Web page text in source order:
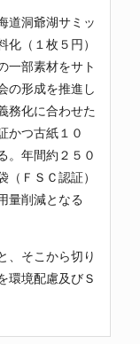
道洞爺湖サミッ
化（１枚５円）
一部素材をサト
の形成を推進し
務化に合わせた
かつ古紙１０
。年間約２５０
ＦＳＣ認証）
量削減となる
、そこから切り
環境配慮及びＳ